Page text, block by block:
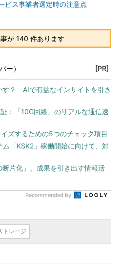
ビス事業者選定時の注意点
が 140 件あります
ー） [PR]
す？ AIで有益なインサイトを引き
：「10G回線」のリアルな通信速
ズするための5つのチェック項目
「KSK2」稼働開始に向けて、対
片化」、成果を引き出す情報活
Recommended by
トレージ